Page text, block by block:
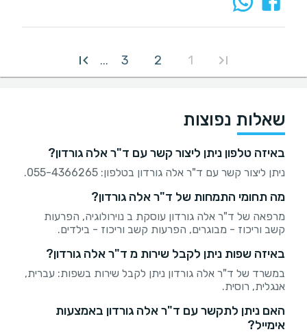
1
2
3
...
שאלות נפוצות
באיזה טלפון ניתן ליצור קשר עם ד"ר אלה גורדון?
ניתן ליצור קשר עם ד"ר אלה גורדון בטלפון: 055-4366265.
מה תחומי התמחות של ד"ר אלה גורדון?
מרפאה של ד"ר אלה גורדון עוסקת ב נוירולוגיה, הפרעות
קשב וריכוז - מבוגרים, הפרעות קשב וריכוז - בילדים.
באיזה שפות ניתן לקבל שירות מ ד"ר אלה גורדון?
במשרד של ד"ר אלה גורדון ניתן לקבל שירות בשפות: עברית,
אנגלית, רוסית.
האם ניתן לתקשר עם ד"ר אלה גורדון באמצעות
אימייל?